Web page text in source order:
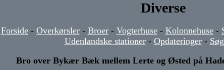
Diverse
Forside- Overkørsler- Broer- Vogterhuse- Kolonnehuse-
Udenlandske stationer- Opdateringer- Søg
Bro over Bykær Bæk mellem Lerte og Østed på